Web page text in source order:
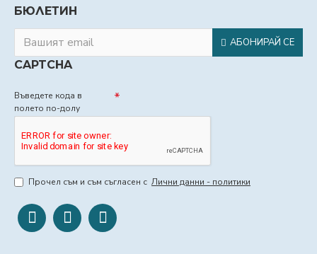
БЮЛЕТИН
АБОНИРАЙ СЕ
CAPTCHA
Въведете кода в
полето по-долу
Прочел съм и съм съгласен с Лични данни - политики